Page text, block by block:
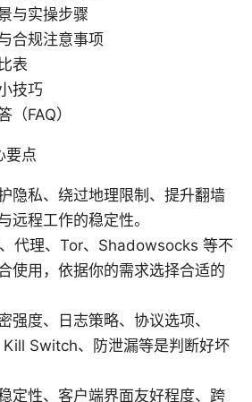
与实操步骤
合规注意事项
表
技巧
（FAQ）
要点
隐私、绕过地理限制、提升翻墙
远程工作的稳定性。
代理、Tor、Shadowsocks 等不
使用，依据你的需求选择合适的
强度、日志策略、协议选项、
Kill Switch、防泄漏等是判断好坏
定性、客户端界面友好程度、跨